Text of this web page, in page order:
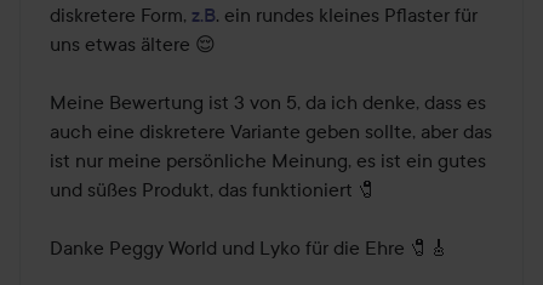
diskretere Form, z.B. ein rundes kleines Pflaster für
uns etwas ältere 😌
Meine Bewertung ist 3 von 5, da ich denke, dass es
auch eine diskretere Variante geben sollte, aber das
ist nur meine persönliche Meinung, es ist ein gutes
und süßes Produkt, das funktioniert 🧷
Danke Peggy World und Lyko für die Ehre 🧷🎸